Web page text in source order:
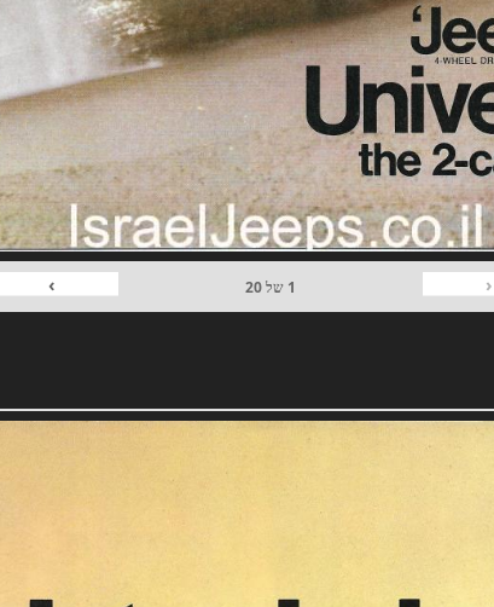
‹
1 של20
›